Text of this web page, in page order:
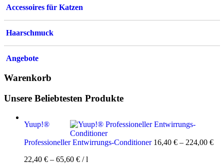
Accessoires für Katzen
Haarschmuck
Angebote
Warenkorb
Unsere Beliebtesten Produkte
Yuup!®
Professioneller Entwirrungs-Conditioner 16,40 € – 224,00 €
22,40 € – 65,60 € /l